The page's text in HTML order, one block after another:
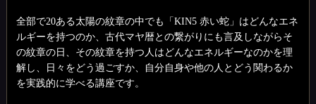
全部で20ある太陽の紋章の中でも「KIN5 赤い蛇」はどんなエネ
ルギーを持つのか、古代マヤ暦との繋がりにも言及しながらそ
の紋章の日、その紋章を持つ人はどんなエネルギーなのかを理
解し、日々をどう過ごすか、自分自身や他の人とどう関わるか
を実践的に学べる講座です。